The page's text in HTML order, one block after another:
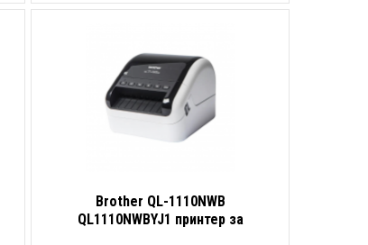
Brother QL-1110NWB
QL1110NWBYJ1 принтер за